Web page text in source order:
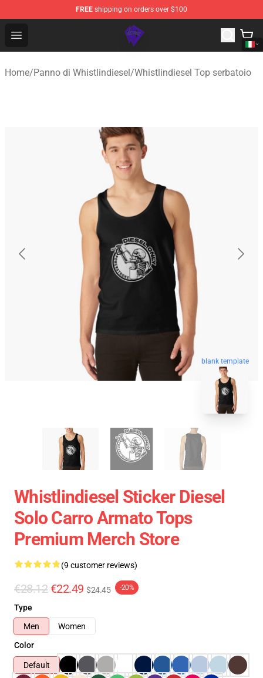
FREE shipping on orders over $100
Open menu
WhistlinDiesel Shop - Official WhistlinDiesel
Home/Panno di Whistlindiesel/Whistlindiesel Top serbatoio
blank template
Whistlindiesel Sticker Diesel
Solo Carro Armato Tops
Premium Merch Store
(9 customer reviews)
€28.12 €22.49 $24.45 -20%
Type
Men
Women
Color
Default